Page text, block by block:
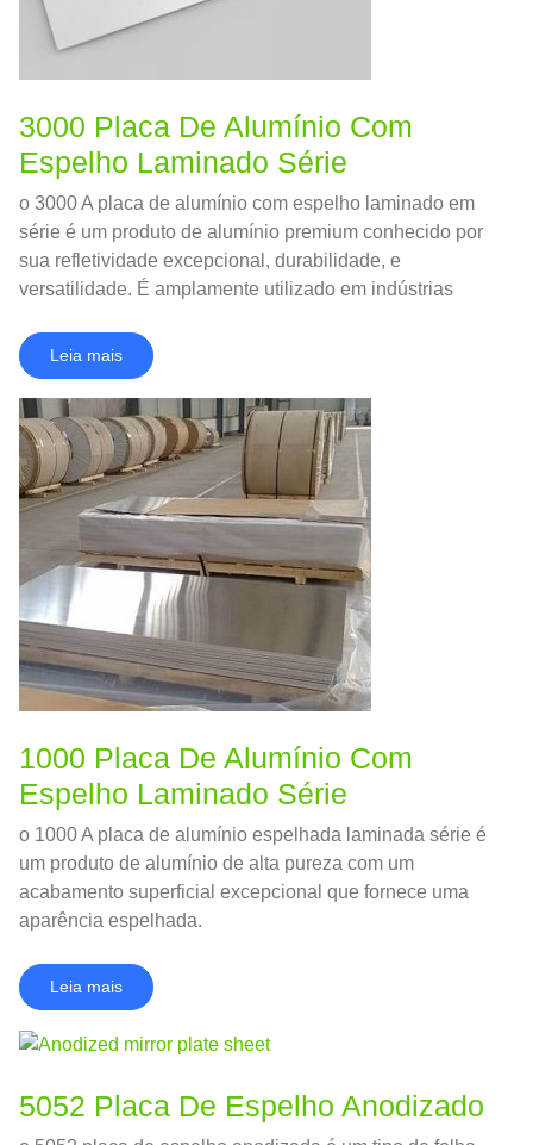
3000 Placa De Alumínio Com
Espelho Laminado Série
o 3000 A placa de alumínio com espelho laminado em
série é um produto de alumínio premium conhecido por
sua refletividade excepcional, durabilidade, e
versatilidade. É amplamente utilizado em indústrias
Leia mais
1000 Placa De Alumínio Com
Espelho Laminado Série
o 1000 A placa de alumínio espelhada laminada série é
um produto de alumínio de alta pureza com um
acabamento superficial excepcional que fornece uma
aparência espelhada.
Leia mais
5052 Placa De Espelho Anodizado